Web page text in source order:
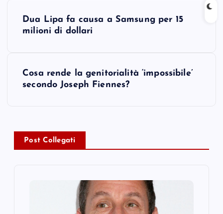
a
v
Dua Lipa fa causa a Samsung per 15
milioni di dollari
Cosa rende la genitorialità ‘impossibile’
secondo Joseph Fiennes?
Post Collegati